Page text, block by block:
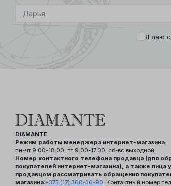
Я даю
DIAMANTE
Режим работы менеджера интернет-магазина:
пн-чт 9.00-18.00, пт 9.00-17.00, сб-вс выходной.
Номер контактного телефона продавца (для
покупателей интернет-магазина), а также лица
продавцом рассматривать обращения
магазина:+375 (17) 360-36-90 . Контактный номер